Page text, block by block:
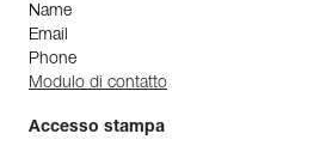
Name
Email
Phone
Modulo di contatto
Accesso stampa